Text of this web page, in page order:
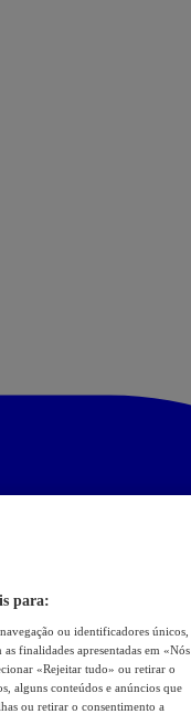
para:
ou identificadores únicos,
finalidades apresentadas em «Nós
«Rejeitar tudo» ou retirar o
alguns conteúdos e anúncios que
ou retirar o consentimento a